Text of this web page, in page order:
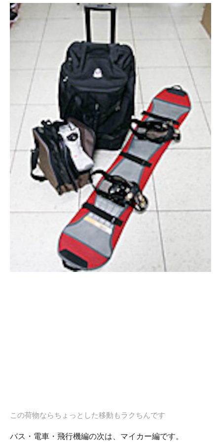
この荷物ならちょっとした移動もラクちんです
バス・電車・飛行機編の次は、マイカー編です。